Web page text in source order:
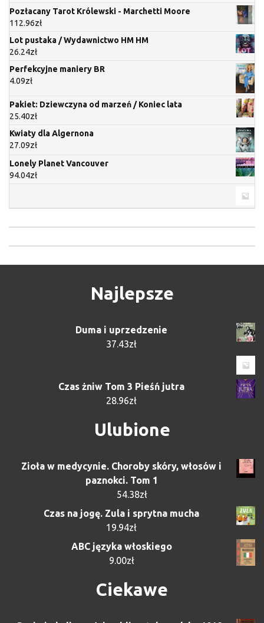
Pozłacany Tarot Królewski - Marchetti Moore
112.96zł
Lot pustaka / Wydawnictwo HM HM
26.24zł
Perfekcyjne maniery BR
4.09zł
Pakiet: Dziewczyna od marzeń / Koniec lata
25.40zł
Kwiaty dla Algernona
27.09zł
Lonely Planet Vancouver
94.04zł
Najlepsze
Duma i uprzedzenie
37.43zł
Czas żniw Tom 3 Pieśń jutra
28.96zł
Ulubione
Zioła w medycynie. Choroby skóry, włosów i
paznokci. Tom 1
54.38zł
Czas na jogę. Zula i sprytna mucha
19.94zł
ABC języka włoskiego
9.00zł
Ciekawe